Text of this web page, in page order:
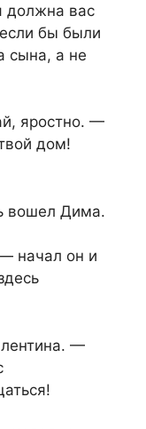
должна вас
бы были
сына, а не
яростно. —
дом!
вошел Дима.
начал он и
—